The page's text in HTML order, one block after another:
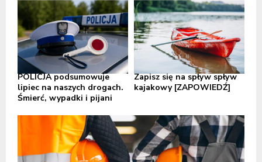
POLICJA podsumowuje
lipiec na naszych drogach.
Śmierć, wypadki i pijani
Zapisz się na spływ spływ
kajakowy [ZAPOWIEDŹ]